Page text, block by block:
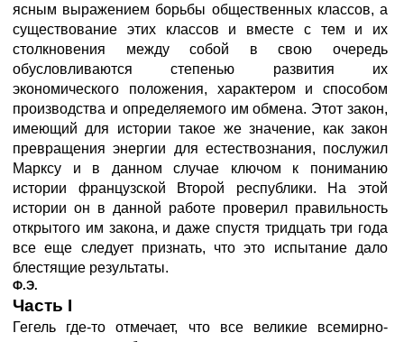
ясным выражением борьбы общественных классов, а
существование этих классов и вместе с тем и их
столкновения между собой в свою очередь
обусловливаются степенью развития их
экономического положения, характером и способом
производства и определяемого им обмена. Этот закон,
имеющий для истории такое же значение, как закон
превращения энергии для естествознания, послужил
Марксу и в данном случае ключом к пониманию
истории французской Второй республики. На этой
истории он в данной работе проверил правильность
открытого им закона, и даже спустя тридцать три года
все еще следует признать, что это испытание дало
блестящие результаты.
Ф.Э.
Часть I
Гегель где-то отмечает, что все великие всемирно-